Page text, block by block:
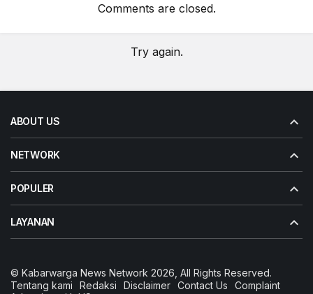
Comments are closed.
Try again.
ABOUT US
NETWORK
POPULER
LAYANAN
© Kabarwarga News Network 2026, All Rights Reserved.
Tentang kami
Redaksi Disclaimer Contact Us
Complaint